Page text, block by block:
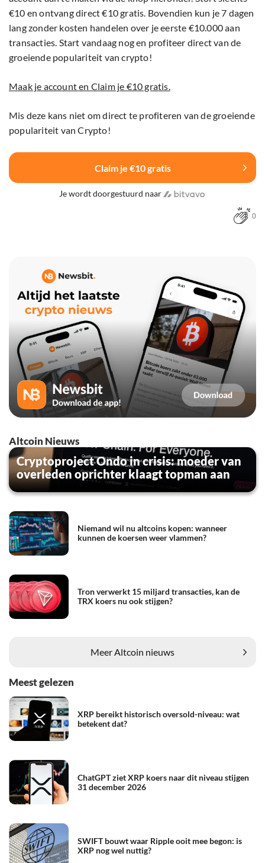
€10 en ontvang direct €10 gratis. Bovendien kun je 7 dagen
lang zonder kosten handelen over je eerste €10.000 aan
transacties. Start vandaag nog en profiteer direct van de
groeiende populariteit van crypto!
Maak je account en Claim je €10 gratis.
Mis deze kans niet om direct te profiteren van de groeiende
populariteit van Crypto!
Claim je €10 gratis
Je wordt doorgestuurd naar
0
Altcoin Nieuws
Cryptoproject Ondo in crisis: moeder van
overleden oprichter klaagt topman aan
Niemand wil nu altcoins kopen: wanneer
kunnen de koersen weer vlammen?
Tron verwerkt 15 miljard transacties, kan de
TRX koers nu ook stijgen?
Meer Altcoin nieuws
Meest gelezen
XRP bereikt historisch oversold-niveau: wat
betekent dat?
ChatGPT ziet XRP koers naar dit niveau stijgen
31 december 2026
SWIFT bouwt waar Ripple ooit mee begon: is
XRP nog wel nuttig?